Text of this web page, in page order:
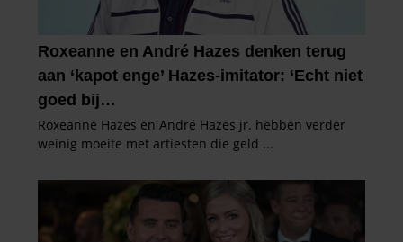
informatie die u aan ze heeft verstrekt of die ze hebben
verzameld op basis van uw gebruik van hun services. U
gaat akkoord met onze cookies als u onze website blijft
gebruiken.